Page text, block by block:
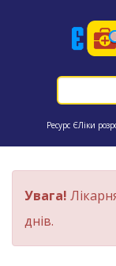
Ресурс ЄЛіки
Увага!
днів.